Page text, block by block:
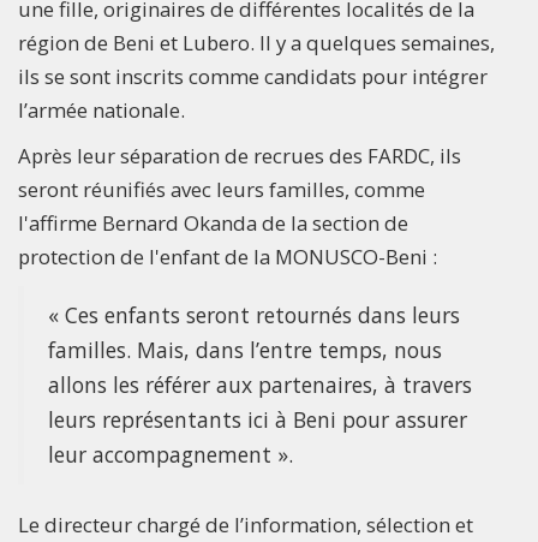
une fille, originaires de différentes localités de la
région de Beni et Lubero. Il y a quelques semaines,
ils se sont inscrits comme candidats pour intégrer
l’armée nationale.
Après leur séparation de recrues des FARDC, ils
seront réunifiés avec leurs familles, comme
l'affirme Bernard Okanda de la section de
protection de l'enfant de la MONUSCO-Beni :
« Ces enfants seront retournés dans leurs
familles. Mais, dans l’entre temps, nous
allons les référer aux partenaires, à travers
leurs représentants ici à Beni pour assurer
leur accompagnement ».
Le directeur chargé de l’information, sélection et